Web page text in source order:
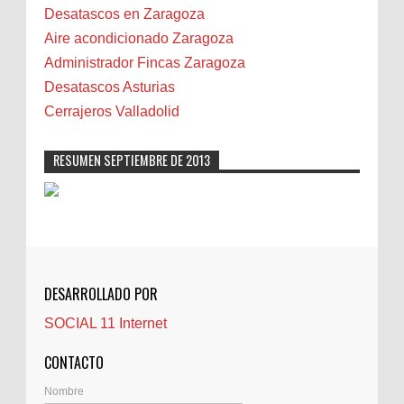
Biota
Camareta
Cáncer
Carmela Sauras
Carnavales
Castellón
Cerrajeros
Cocinas
Comentarios de la afición
Controller Zaragoza
Córdoba
Desatascos en Zaragoza
Aire acondicionado Zaragoza
Administrador Fincas Zaragoza
Desatascos Asturias
Cerrajeros Valladolid
RESUMEN SEPTIEMBRE DE 2013
DESARROLLADO POR
SOCIAL 11 Internet
CONTACTO
Nombre